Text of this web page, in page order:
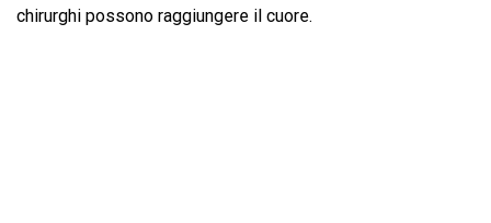
chirurghi possono raggiungere il cuore.